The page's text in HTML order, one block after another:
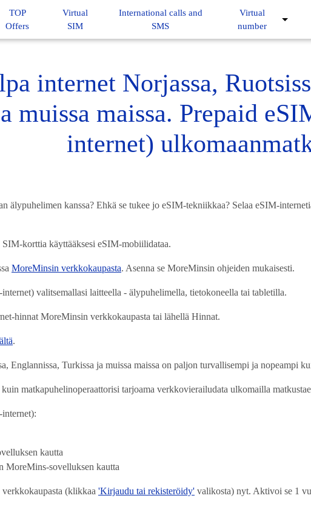
TOP
Offers
Virtual
SIM
International calls and
SMS
Virtual
number
internet Norjassa,
muissa maissa. Prepaid
internet)
älypuhelimen kanssa? Ehkä se tukee jo eSIM-tekniikkaa? Selaa eSIM-
SIM-korttia käyttääksesi eSIM-mobiilidataa.
MoreMinsin verkkokaupasta. Asenna se MoreMinsin ohjeiden mukaisesti.
valitsemallasi laitteella - älypuhelimella, tietokoneella tai tabletilla.
hinnat MoreMinsin verkkokaupasta tai lähellä Hinnat.
.
Englannissa, Turkissa ja muissa maissa on paljon turvallisempi ja nopeampi
matkapuhelinoperaattorisi tarjoama verkkovierailudata ulkomailla
kautta
MoreMins-sovelluksen kautta
(klikkaa 'Kirjaudu tai rekisteröidy' valikosta) nyt. Aktivoi se 1